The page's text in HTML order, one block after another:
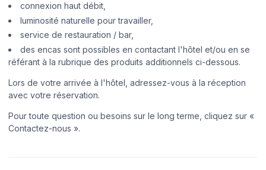
connexion haut débit,
luminosité naturelle pour travailler,
service de restauration / bar,
des encas sont possibles en contactant l'hôtel et/ou en se
référant à la rubrique des produits additionnels ci-dessous.
Lors de votre arrivée à l'hôtel, adressez-vous à la réception
avec votre réservation.
Pour toute question ou besoins sur le long terme, cliquez sur «
Contactez-nous ».